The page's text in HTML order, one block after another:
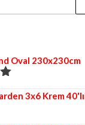
Oval 230x230cm
3x6 Krem